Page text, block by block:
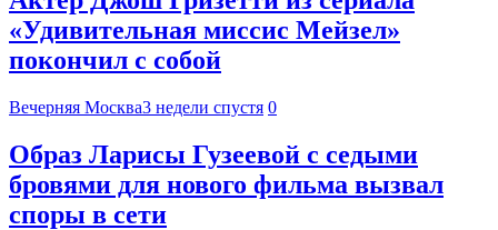
«Удивительная миссис Мейзел»
покончил с собой
Вечерняя Москва3 недели спустя 0
Образ Ларисы Гузеевой с седыми
бровями для нового фильма вызвал
споры в сети